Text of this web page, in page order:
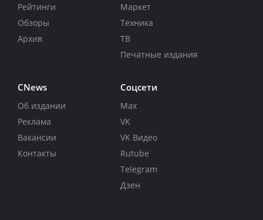
Рейтинги
Обзоры
Архив
Маркет
Техника
ТВ
Печатные издания
CNews
Об издании
Реклама
Вакансии
Контакты
Соцсети
Max
VK
VK Видео
Rutube
Telegram
Дзен